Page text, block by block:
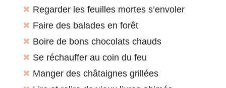
✖ Regarder les feuilles mortes s’envoler
✖ Faire des balades en forêt
✖ Boire de bons chocolats chauds
✖ Se réchauffer au coin du feu
✖ Manger des châtaignes grillées